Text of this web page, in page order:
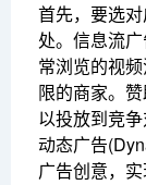
首先，要选
处。信息流
常浏览的视
限的商家。
以投放到竞
动态广告
广告创意，实